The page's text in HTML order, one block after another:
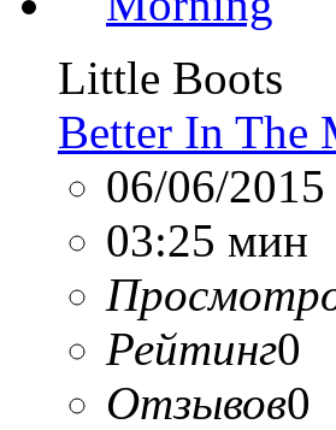
Little Boots
Better In The
06/06/2015
03:25 мин
Рейтинг0
Отзывов0